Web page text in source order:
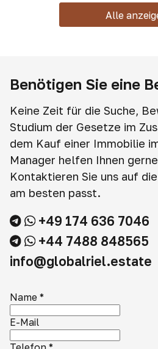
Alle
Benötigen Sie eine
Keine Zeit für die Suche,
Studium der Gesetze im
dem Kauf einer Immobilie
Manager helfen Ihnen
Kontaktieren Sie uns auf
am besten passt.
+49 174 636 7046
+44 7488 848565
info@globalriel.estate
Name *
E-Mail